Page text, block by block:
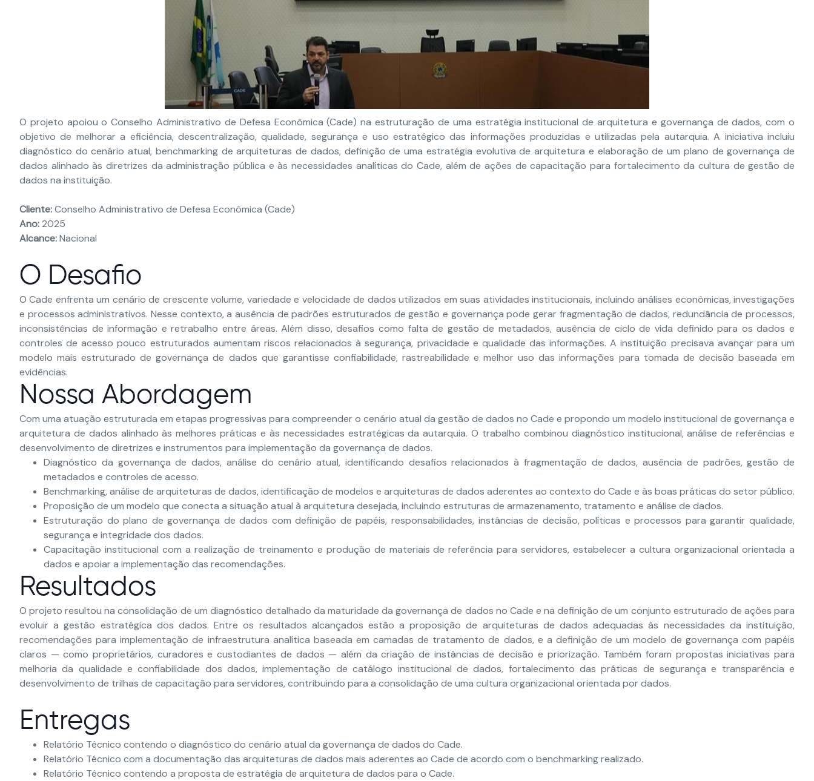
O projeto apoiou o Conselho Administrativo de Defesa Econômica (Cade) na estruturação de uma estratégia institucional de arquitetura e governança de dados, com o
objetivo de melhorar a eficiência, descentralização, qualidade, segurança e uso estratégico das informações produzidas e utilizadas pela autarquia. A iniciativa incluiu
diagnóstico do cenário atual, benchmarking de arquiteturas de dados, definição de uma estratégia evolutiva de arquitetura e elaboração de um plano de governança de
dados alinhado às diretrizes da administração pública e às necessidades analíticas do Cade, além de ações de capacitação para fortalecimento da cultura de gestão de
dados na instituição.
Cliente:Conselho Administrativo de Defesa Econômica (Cade)
Ano:2025
Alcance:Nacional
O Desafio
O Cade enfrenta um cenário de crescente volume, variedade e velocidade de dados utilizados em suas atividades institucionais, incluindo análises econômicas, investigações
e processos administrativos. Nesse contexto, a ausência de padrões estruturados de gestão e governança pode gerar fragmentação de dados, redundância de processos,
inconsistências de informação e retrabalho entre áreas. Além disso, desafios como falta de gestão de metadados, ausência de ciclo de vida definido para os dados e
controles de acesso pouco estruturados aumentam riscos relacionados à segurança, privacidade e qualidade das informações. A instituição precisava avançar para um
modelo mais estruturado de governança de dados que garantisse confiabilidade, rastreabilidade e melhor uso das informações para tomada de decisão baseada em
evidências.
Nossa Abordagem
Com uma atuação estruturada em etapas progressivas para compreender o cenário atual da gestão de dados no Cade e propondo um modelo institucional de governança e
arquitetura de dados alinhado às melhores práticas e às necessidades estratégicas da autarquia. O trabalho combinou diagnóstico institucional, análise de referências e
desenvolvimento de diretrizes e instrumentos para implementação da governança de dados.
Diagnóstico da governança de dados, análise do cenário atual, identificando desafios relacionados à fragmentação de dados, ausência de padrões, gestão de
metadados e controles de acesso.
Benchmarking, análise de arquiteturas de dados, identificação de modelos e arquiteturas de dados aderentes ao contexto do Cade e às boas práticas do setor público.
Proposição de um modelo que conecta a situação atual à arquitetura desejada, incluindo estruturas de armazenamento, tratamento e análise de dados.
Estruturação do plano de governança de dados com definição de papéis, responsabilidades, instâncias de decisão, políticas e processos para garantir qualidade,
segurança e integridade dos dados.
Capacitação institucional com a realização de treinamento e produção de materiais de referência para servidores, estabelecer a cultura organizacional orientada a
dados e apoiar a implementação das recomendações.
Resultados
O projeto resultou na consolidação de um diagnóstico detalhado da maturidade da governança de dados no Cade e na definição de um conjunto estruturado de ações para
evoluir a gestão estratégica dos dados. Entre os resultados alcançados estão a proposição de arquiteturas de dados adequadas às necessidades da instituição,
recomendações para implementação de infraestrutura analítica baseada em camadas de tratamento de dados, e a definição de um modelo de governança com papéis
claros — como proprietários, curadores e custodiantes de dados — além da criação de instâncias de decisão e priorização. Também foram propostas iniciativas para
melhoria da qualidade e confiabilidade dos dados, implementação de catálogo institucional de dados, fortalecimento das práticas de segurança e transparência e
desenvolvimento de trilhas de capacitação para servidores, contribuindo para a consolidação de uma cultura organizacional orientada por dados.
Entregas
Relatório Técnico contendo o diagnóstico do cenário atual da governança de dados do Cade.
Relatório Técnico com a documentação das arquiteturas de dados mais aderentes ao Cade de acordo com o benchmarking realizado.
Relatório Técnico contendo a proposta de estratégia de arquitetura de dados para o Cade.